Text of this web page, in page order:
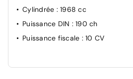
Cylindrée : 1968 cc
Puissance DIN : 190 ch
Puissance fiscale : 10 CV